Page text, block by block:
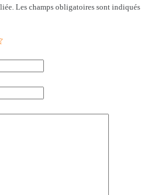
Les champs obligatoires sont indiqués